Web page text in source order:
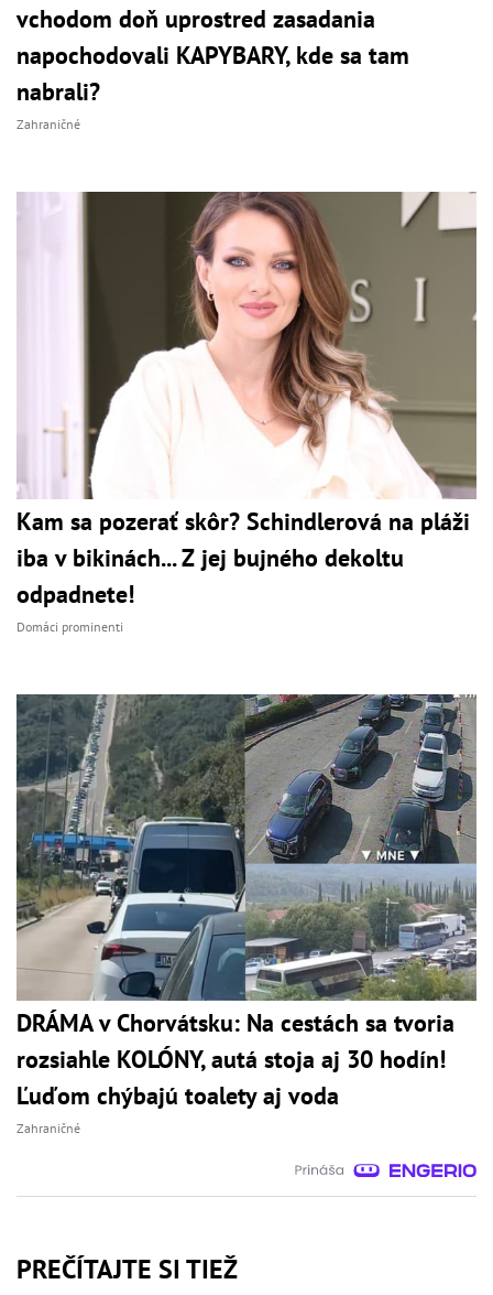
vchodom doň uprostred zasadania
napochodovali KAPYBARY, kde sa tam
nabrali?
Zahraničné
Kam sa pozerať skôr? Schindlerová na pláži
iba v bikinách... Z jej bujného dekoltu
odpadnete!
Domáci prominenti
DRÁMA v Chorvátsku: Na cestách sa tvoria
rozsiahle KOLÓNY, autá stoja aj 30 hodín!
Ľuďom chýbajú toalety aj voda
Zahraničné
PREČÍTAJTE SI TIEŽ